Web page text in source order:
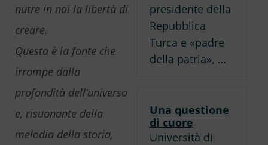
nutre in noi la libertà di
creare.
Questa è la fonte che
irrompe dalla
profondità dell’universo
e, risuonante della
melodia della storia,
presidente della
Repubblica
Turca e «padre
della patria», …
Una questione
di cuore
Università di